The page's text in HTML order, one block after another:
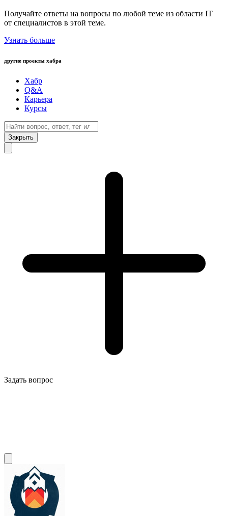
Получайте ответы на вопросы по любой теме из области IT
от специалистов в этой теме.
Узнать больше
другие проекты хабра
Хабр
Q&A
Карьера
Курсы
Закрыть
Задать вопрос